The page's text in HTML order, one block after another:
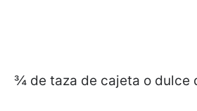
¾ de taza de cajeta o dulce